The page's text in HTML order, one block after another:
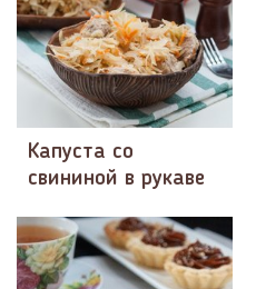
Капуста со
свининой в рукаве